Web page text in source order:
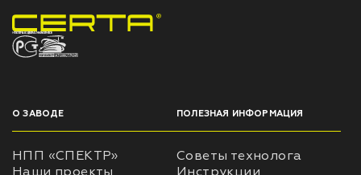
НПП «СПЕКТР» ЗАВОД ЛАКОКРАСОЧНЫХ МАТЕРИАЛОВ
О ЗАВОДЕ
НПП «СПЕКТР»
ПОЛЕЗНАЯ ИНФОРМАЦИЯ
Советы технолога